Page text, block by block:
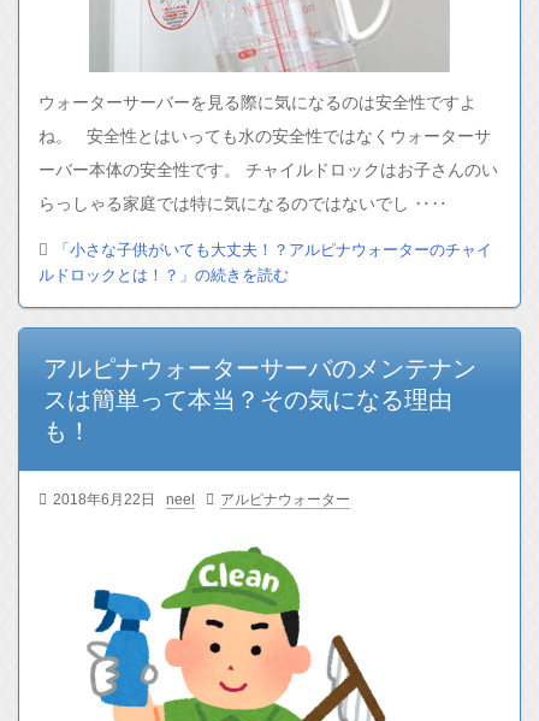
ウォーターサーバーを見る際に気になるのは安全性ですよ
ね。 安全性とはいっても水の安全性ではなくウォーターサ
ーバー本体の安全性です。 チャイルドロックはお子さんのい
らっしゃる家庭では特に気になるのではないでし ‥‥
「小さな子供がいても大丈夫！？アルピナウォーターのチャイ
ルドロックとは！？」の続きを読む
アルピナウォーターサーバのメンテナン
スは簡単って本当？その気になる理由
も！
2018年6月22日 neel アルピナウォーター